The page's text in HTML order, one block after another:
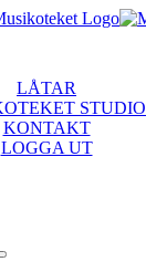
LÅTAR
STUDIO
KONTAKT
LOGGA UT